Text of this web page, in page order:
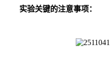
实验关键的注意事项：